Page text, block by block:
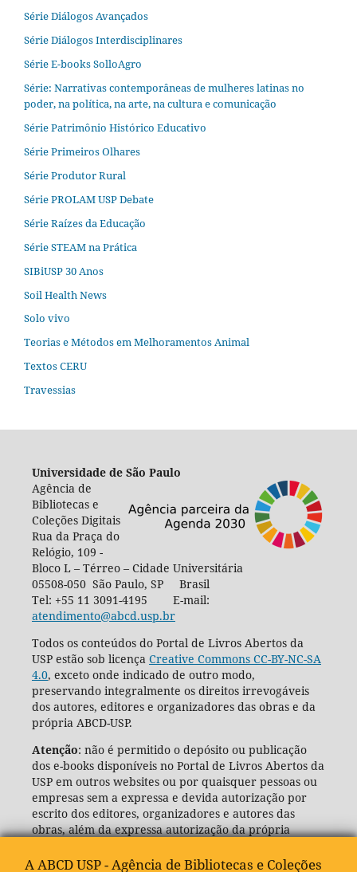
Série Diálogos Avançados
Série Diálogos Interdisciplinares
Série E-books SolloAgro
Série: Narrativas contemporâneas de mulheres latinas no
poder, na política, na arte, na cultura e comunicação
Série Patrimônio Histórico Educativo
Série Primeiros Olhares
Série Produtor Rural
Série PROLAM USP Debate
Série Raízes da Educação
Série STEAM na Prática
SIBiUSP 30 Anos
Soil Health News
Solo vivo
Teorias e Métodos em Melhoramentos Animal
Textos CERU
Travessias
Universidade de São Paulo
Agência de
Bibliotecas e
Coleções Digitais
Rua da Praça do
Relógio, 109 -
Bloco L – Térreo – Cidade Universitária
05508-050 São Paulo, SP Brasil
Tel: +55 11 3091-4195 E-mail:
atendimento@abcd.usp.br
Todos os conteúdos do Portal de Livros Abertos da
USP estão sob licença Creative Commons CC-BY-NC-SA
4.0, exceto onde indicado de outro modo,
preservando integralmente os direitos irrevogáveis
dos autores, editores e organizadores das obras e da
própria ABCD-USP.
Atenção: não é permitido o depósito ou publicação
dos e-books disponíveis no Portal de Livros Abertos da
USP em outros websites ou por quaisquer pessoas ou
empresas sem a expressa e devida autorização por
escrito dos editores, organizadores e autores das
obras, além da expressa autorização da própria
(ABCD-USP).
A ABCD USP - Agência de Bibliotecas e Coleções